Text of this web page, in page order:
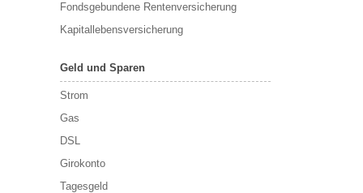
Fondsgebundene Rentenversicherung
Kapitallebensversicherung
Geld und Sparen
Strom
Gas
DSL
Girokonto
Tagesgeld